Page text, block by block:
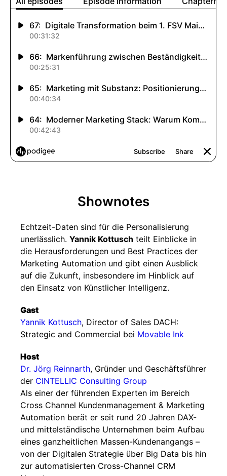
Shownotes
Echtzeit-Daten sind für die Personalisierung
unerlässlich. Yannik Kottusch teilt Einblicke in
die Herausforderungen und Best Practices der
Marketing Automation und gibt einen Ausblick
auf die Zukunft, insbesondere im Hinblick auf
den Einsatz von Künstlicher Intelligenz.
Gast
Yannik Kottusch, Director of Sales DACH:
Strategic and Commercial bei Movable Ink
Host
Dr. Jörg Reinnarth, Gründer und Geschäftsführer
der CINTELLIC Consulting Group
Als einer der führenden Experten im Bereich
Cross Channel Kundenmanagement & Marketing
Automation berät er seit rund 20 Jahren DAX-
und mittelständische Unternehmen beim Aufbau
eines ganzheitlichen Massen-Kundenangangs –
von der Digitalen Strategie über Big Data bis hin
zur automatisierten Cross-Channel CRM